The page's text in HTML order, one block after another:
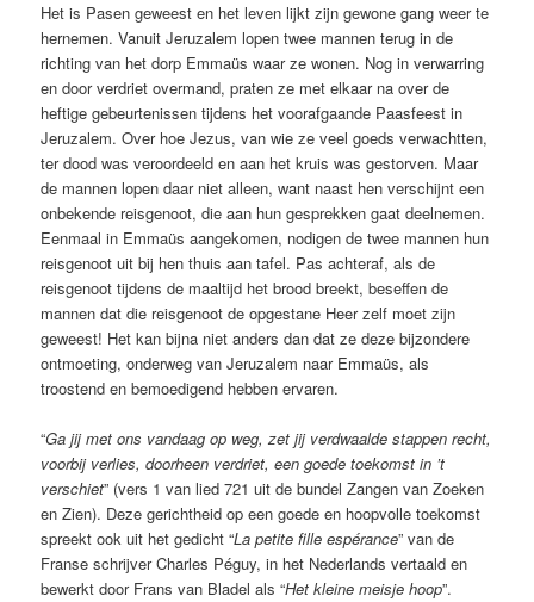
Het is Pasen geweest en het leven lijkt zijn gewone gang weer te
hernemen. Vanuit Jeruzalem lopen twee mannen terug in de
richting van het dorp Emmaüs waar ze wonen. Nog in verwarring
en door verdriet overmand, praten ze met elkaar na over de
heftige gebeurtenissen tijdens het voorafgaande Paasfeest in
Jeruzalem. Over hoe Jezus, van wie ze veel goeds verwachtten,
ter dood was veroordeeld en aan het kruis was gestorven. Maar
de mannen lopen daar niet alleen, want naast hen verschijnt een
onbekende reisgenoot, die aan hun gesprekken gaat deelnemen.
Eenmaal in Emmaüs aangekomen, nodigen de twee mannen hun
reisgenoot uit bij hen thuis aan tafel. Pas achteraf, als de
reisgenoot tijdens de maaltijd het brood breekt, beseffen de
mannen dat die reisgenoot de opgestane Heer zelf moet zijn
geweest! Het kan bijna niet anders dan dat ze deze bijzondere
ontmoeting, onderweg van Jeruzalem naar Emmaüs, als
troostend en bemoedigend hebben ervaren.
“Ga jij met ons vandaag op weg, zet jij verdwaalde stappen recht,
voorbij verlies, doorheen verdriet, een goede toekomst in ’t
verschiet” (vers 1 van lied 721 uit de bundel Zangen van Zoeken
en Zien). Deze gerichtheid op een goede en hoopvolle toekomst
spreekt ook uit het gedicht “La petite fille espérance” van de
Franse schrijver Charles Péguy, in het Nederlands vertaald en
bewerkt door Frans van Bladel als “Het kleine meisje hoop”.